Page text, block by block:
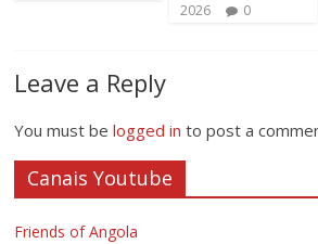
2026
0
Leave a Reply
You must belogged in to post a
Canais Youtube
Friends of Angola